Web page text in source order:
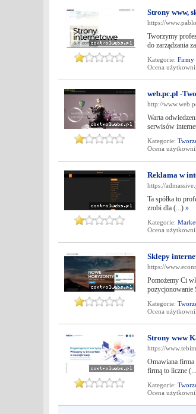
Strony www,
https://
Tworzymy
do zarządzania
Kategorie: Firmy
Ocena
web.pc.pl -
http://
Warta
serwisów
Kategorie:
Ocena
Reklama w
https://
Ta spółka to
zrobi dla (...) »
Kategorie:
Ocena
Sklepy
https://
Pomożemy Ci
pozycjonowanie
Kategorie:
Ocena
Strony www
https://
Omawiana firma
firmą to liczne
Kategorie:
Ocena